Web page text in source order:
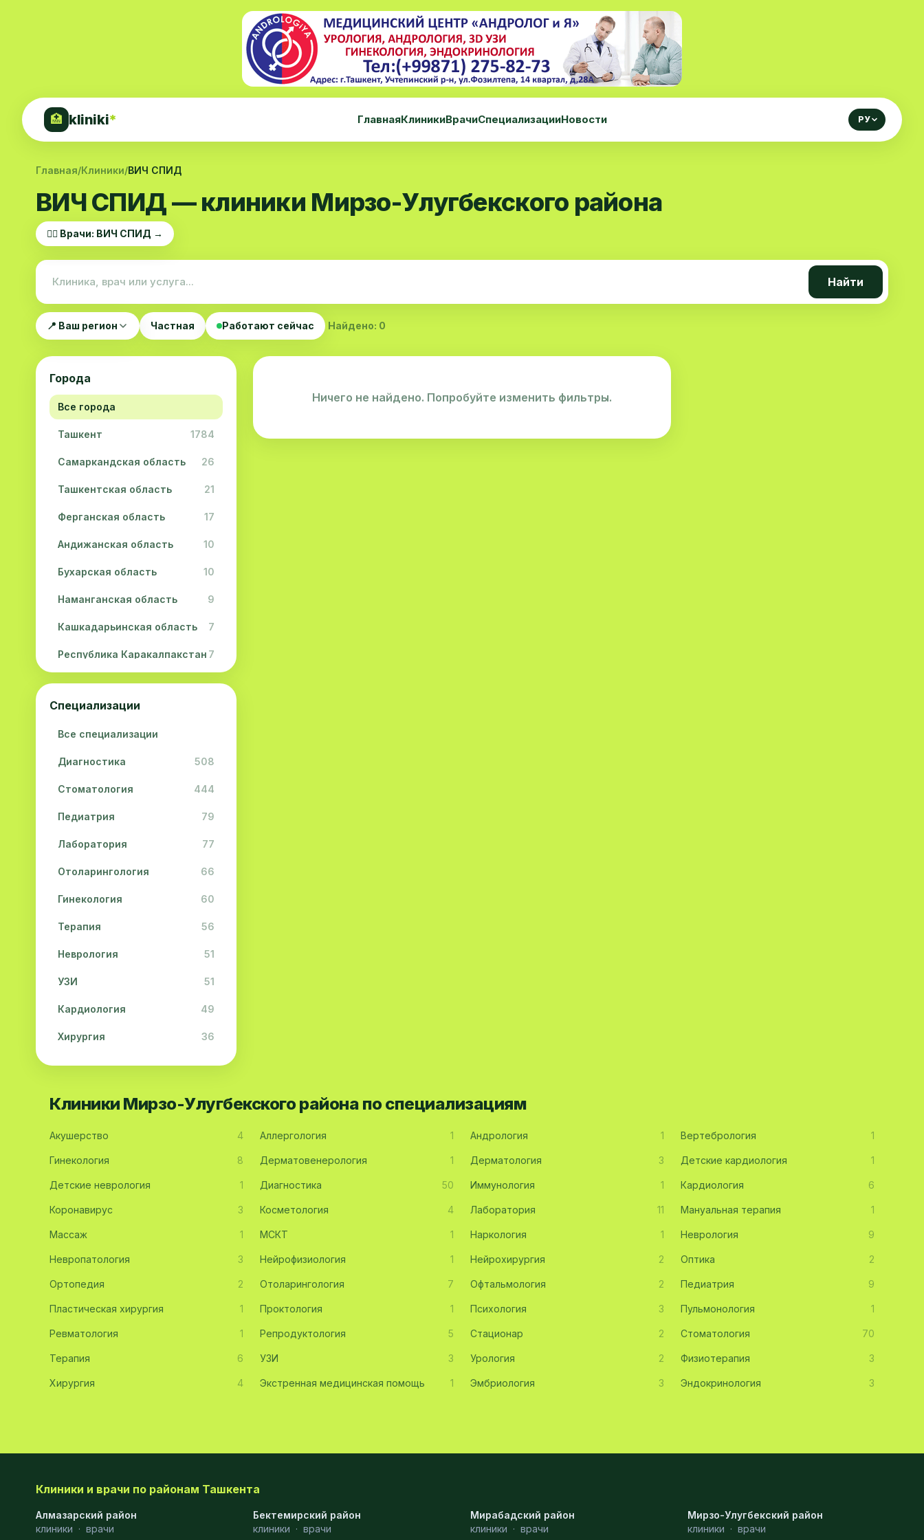
🏥 kliniki* ГлавнаяКлиникиВрачиСпециализацииНовости РУ
Главная/Клиники/ВИЧ СПИД
ВИЧ СПИД — клиники Мирзо-Улугбекского района
👨‍⚕️ Врачи: ВИЧ СПИД →
Найти
📍 Ваш регион Частная Работают сейчас Найдено: 0
Города
Все города
Ташкент 1784
Самаркандская область 26
Ташкентская область 21
Ферганская область 17
Андижанская область 10
Бухарская область 10
Наманганская область 9
Кашкадарьинская область 7
Республика Каракалпакстан 7
Навоийская область 5
Джизакская область
Сурхандарьинская область
Сырдарьинская область 2
Хорезмская область 2
Специализации
Все специализации
Диагностика 508
Стоматология 444
Педиатрия 79
Лаборатория 77
Отоларингология 66
Гинекология 60
Терапия 56
Неврология 51
УЗИ 51
Кардиология 49
Хирургия 36
Физиотерапия 31
Эмбриология
Акушерство
Ортопедия
Массаж
Репродуктология
Психология
Ничего не найдено. Попробуйте изменить фильтры.
Клиники Мирзо-Улугбекского района по специализациям
Акушерство 4 Аллергология 1 Андрология 1 Вертебрология 1
Гинекология 8 Дерматовенерология 1 Дерматология 3 Детские кардиология 1
Детские неврология 1 Диагностика 50 Иммунология 1 Кардиология 6
Коронавирус 3 Косметология 4 Лаборатория 11 Мануальная терапия 1
Массаж 1 МСКТ 1 Наркология 1 Неврология 9
Невропатология 3 Нейрофизиология 1 Нейрохирургия 2 Оптика 2
Ортопедия 2 Отоларингология 7 Офтальмология 2 Педиатрия 9
Пластическая хирургия 1 Проктология 1 Психология 3 Пульмонология 1
Ревматология 1 Репродуктология 5 Стационар 2 Стоматология 70
Терапия 6 УЗИ 3 Урология 2 Физиотерапия 3
Хирургия 4 Экстренная медицинская помощь 1 Эмбриология 3 Эндокринология 3
Клиники и врачи по районам Ташкента
Алмазарский район
клиники · врачи
Бектемирский район
клиники · врачи
Мирабадский район
клиники · врачи
Мирзо-Улугбекский район
клиники · врачи